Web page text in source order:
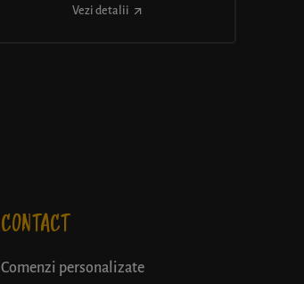
Vezi detalii
CONTACT
Comenzi personalizate